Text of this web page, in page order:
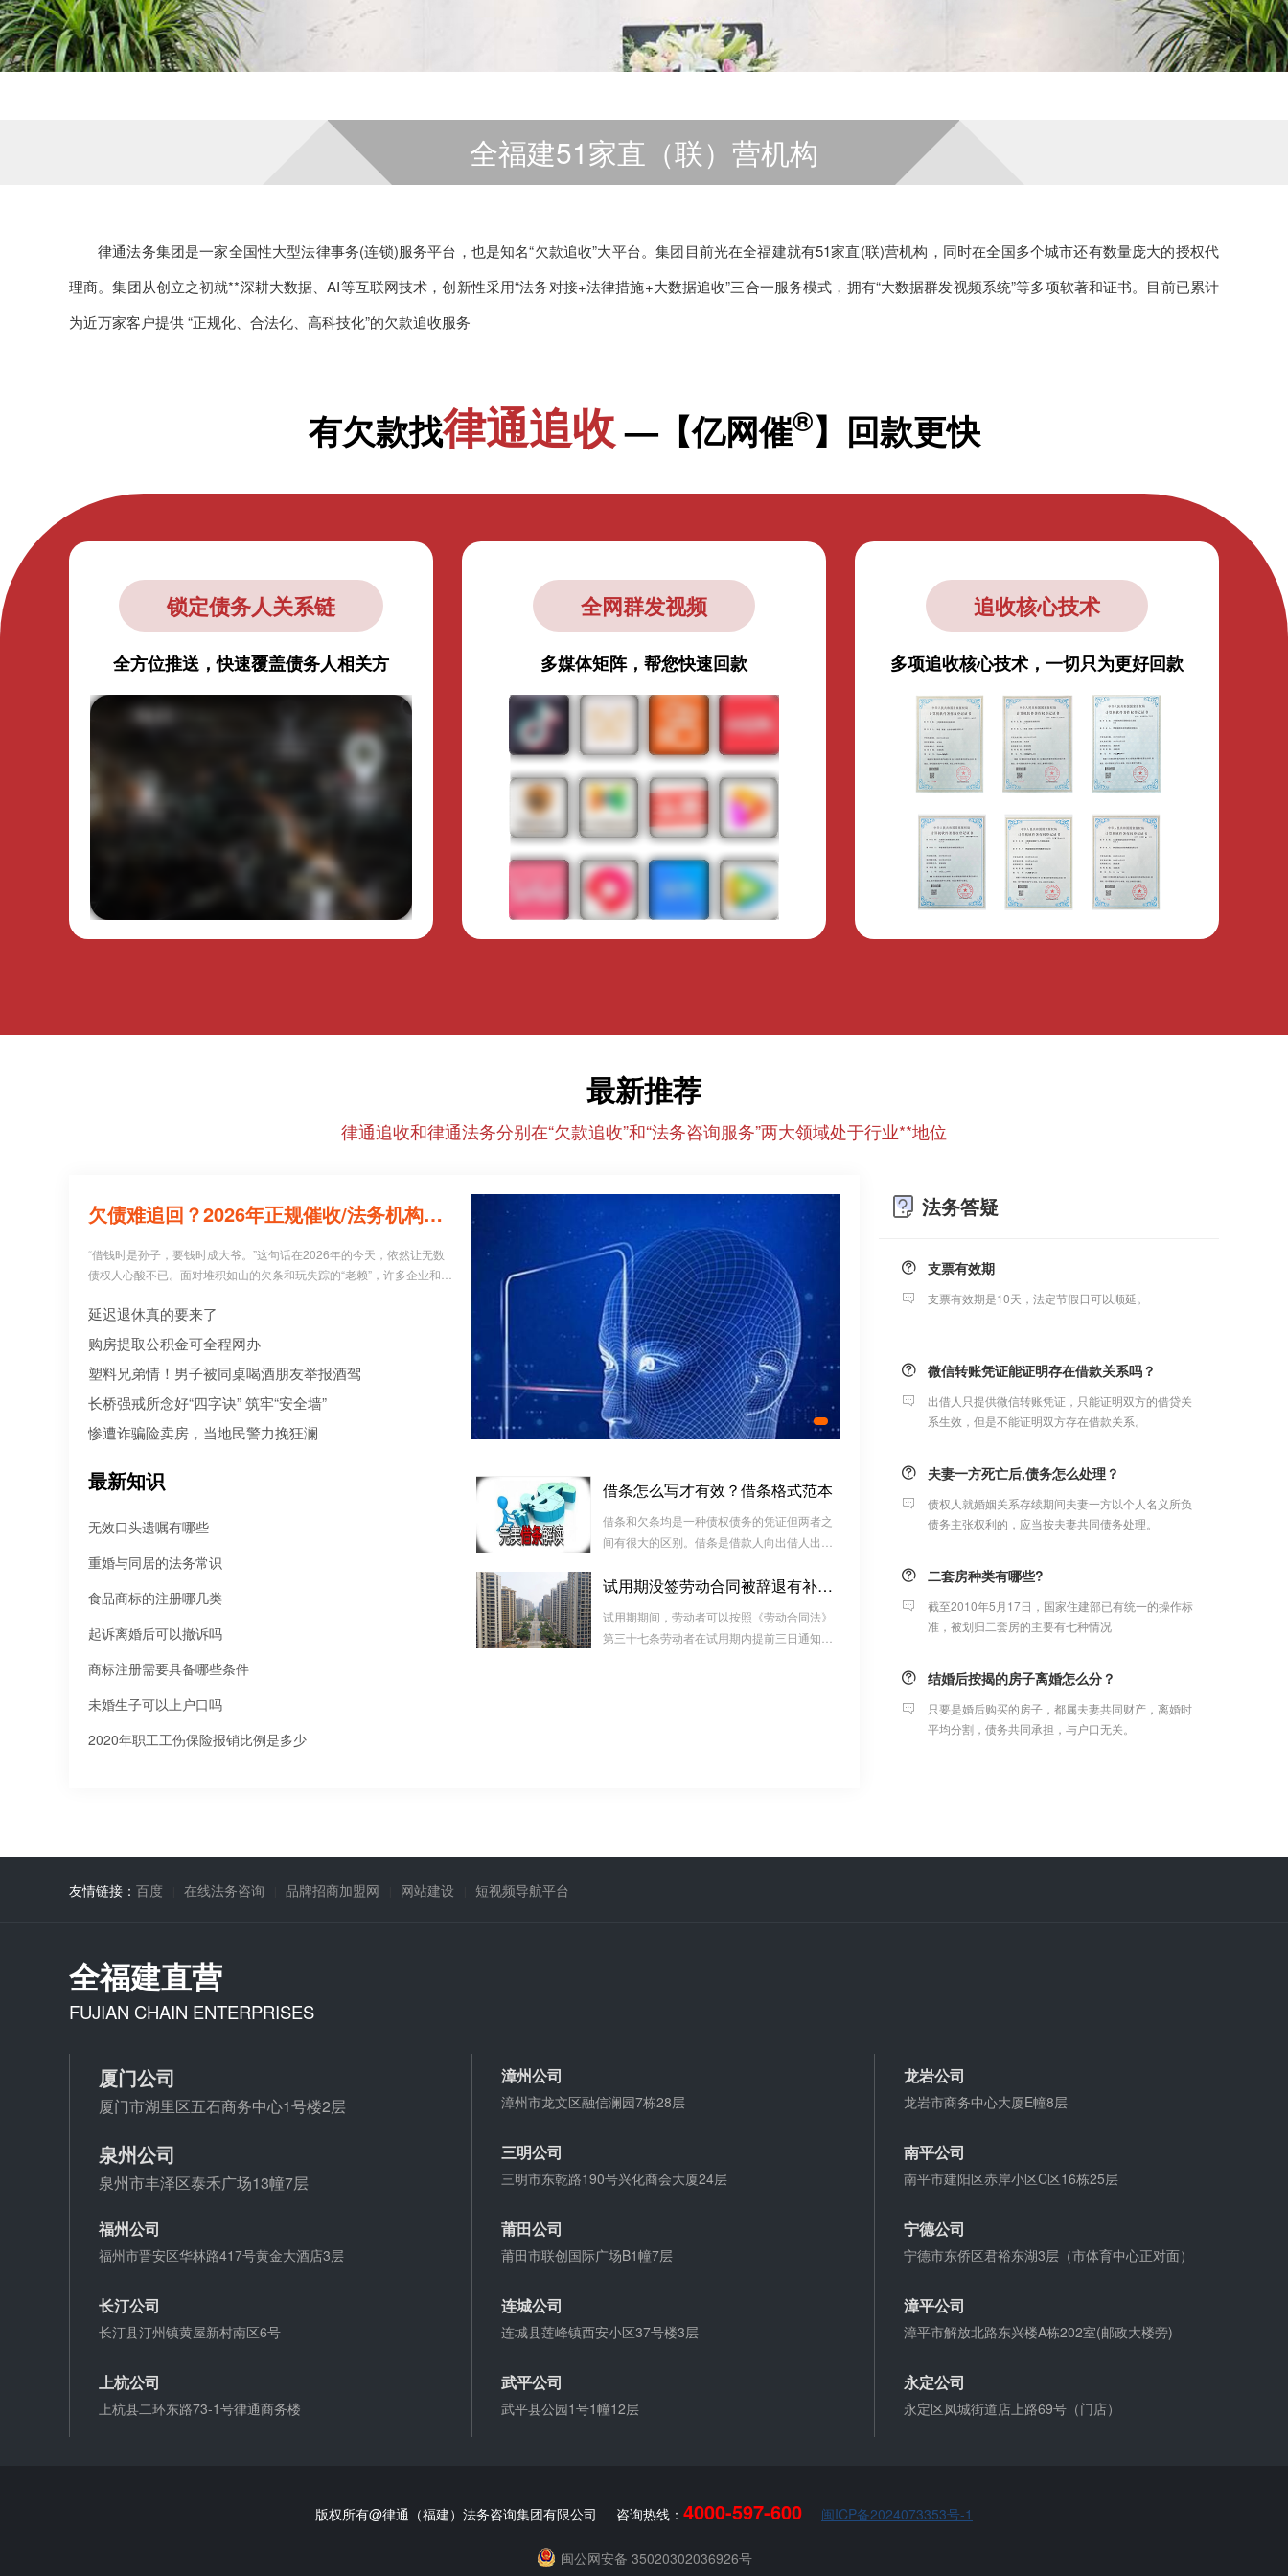
全福建51家直（联）营机构
律通法务集团是一家全国性大型法律事务(连锁)服务平台，也是知名“欠款追收”大平台。集团目前光在全福建就有51家直(联)营机构，同时在全国多个城市还有数量庞大的授权代
理商。集团从创立之初就**深耕大数据、AI等互联网技术，创新性采用“法务对接+法律措施+大数据追收”三合一服务模式，拥有“大数据群发视频系统”等多项软著和证书。目前已累计
为近万家客户提供 “正规化、合法化、高科技化”的欠款追收服务
有欠款找律通追收—【亿网催®】回款更快
锁定债务人关系链
全方位推送，快速覆盖债务人相关方
全网群发视频
多媒体矩阵，帮您快速回款
追收核心技术
多项追收核心技术，一切只为更好回款
最新推荐
律通追收和律通法务分别在“欠款追收”和“法务咨询服务”两大领域处于行业**地位
欠债难追回？2026年正规催收/法务机构红黑榜，避坑必看！
“借钱时是孙子，要钱时成大爷。”这句话在2026年的今天，依然让无数
债权人心酸不已。面对堆积如山的欠条和玩失踪的“老赖”，许多企业和个
是：每10个急于追债的人中，就有3个不仅没追回欠款，反而被不正规
机构骗走了高额“前期服务费”，甚至因委托**手段而惹上官司。到底哪些
机构真正持牌合规？本文为您深度盘点2026年值得托付的正规机构
延迟退休真的要来了
购房提取公积金可全程网办
塑料兄弟情！男子被同桌喝酒朋友举报酒驾
长桥强戒所念好“四字诀” 筑牢“安全墙”
惨遭诈骗险卖房，当地民警力挽狂澜
人脸采集好了、孩子的出生证明能办了
最新知识
无效口头遗嘱有哪些
重婚与同居的法务常识
食品商标的注册哪几类
起诉离婚后可以撤诉吗
商标注册需要具备哪些条件
未婚生子可以上户口吗
2020年职工工伤保险报销比例是多少
借条怎么写才有效？借条格式范本
借条和欠条均是一种债权债务的凭证但两者之
间有很大的区别。借条是借款人向出借人出具
合同关系，而欠条是双方基于以前的经济往来
对过往经济往来的结算，仅是代表一种纯粹的
债权债务关系并不代表借款合同关系。因此借
试用期没签劳动合同被辞退有补偿吗
试用期期间，劳动者可以按照《劳动合同法》
第三十七条劳动者在试用期内提前三日通知用
法务答疑
微信转账凭证能证明存在借款关系吗？
婚内财产公证在哪边公证处申请
签订地公证处受理。
支票有效期是10天，法定节假日可以顺延。
出借人只提供微信转账凭证，只能证明双方的借贷关
系生效，但是不能证明双方存在借款关系。
债权人就婚姻关系存续期间夫妻一方以个人名义所负
债务主张权利的，应当按夫妻共同债务处理。
截至2010年5月17日，国家住建部已有统一的操作标
准，被划归二套房的主要有七种情况
只要是婚后购买的房子，都属夫妻共同财产，离婚时
平均分割，债务共同承担，与户口无关。
支票有效期
支票有效期是10天，法定节假日可以顺延。
微信转账凭证能证明存在借款关系吗？
系生效，但是不能证明双方存在借款关系。
债权人就婚姻关系存续期间夫妻一方以个人名义所负
债务主张权利的，应当按夫妻共同债务处理。
友情链接： 百度 在线法务咨询 品牌招商加盟网 网站建设 短视频导航平台
全福建直营
FUJIAN CHAIN ENTERPRISES
厦门公司
厦门市湖里区五石商务中心1号楼2层
漳州公司
漳州市龙文区融信澜园7栋28层
龙岩公司
龙岩市商务中心大厦E幢8层
泉州公司
泉州市丰泽区泰禾广场13幢7层
三明公司
三明市东乾路190号兴化商会大厦24层
南平公司
南平市建阳区赤岸小区C区16栋25层
福州公司
福州市晋安区华林路417号黄金大酒店3层
莆田公司
莆田市联创国际广场B1幢7层
宁德公司
宁德市东侨区君裕东湖3层（市体育中心正对面）
长汀公司
长汀县汀州镇黄屋新村南区6号
连城公司
连城县莲峰镇西安小区37号楼3层
漳平公司
漳平市解放北路东兴楼A栋202室(邮政大楼旁)
上杭公司
上杭县二环东路73-1号律通商务楼
武平公司
武平县公园1号1幢12层
永定公司
永定区凤城街道店上路69号（门店）
版权所有@律通（福建）法务咨询集团有限公司 咨询热线： 4000-597-600 闽ICP备2024073353号-1
闽公网安备 35020302036926号